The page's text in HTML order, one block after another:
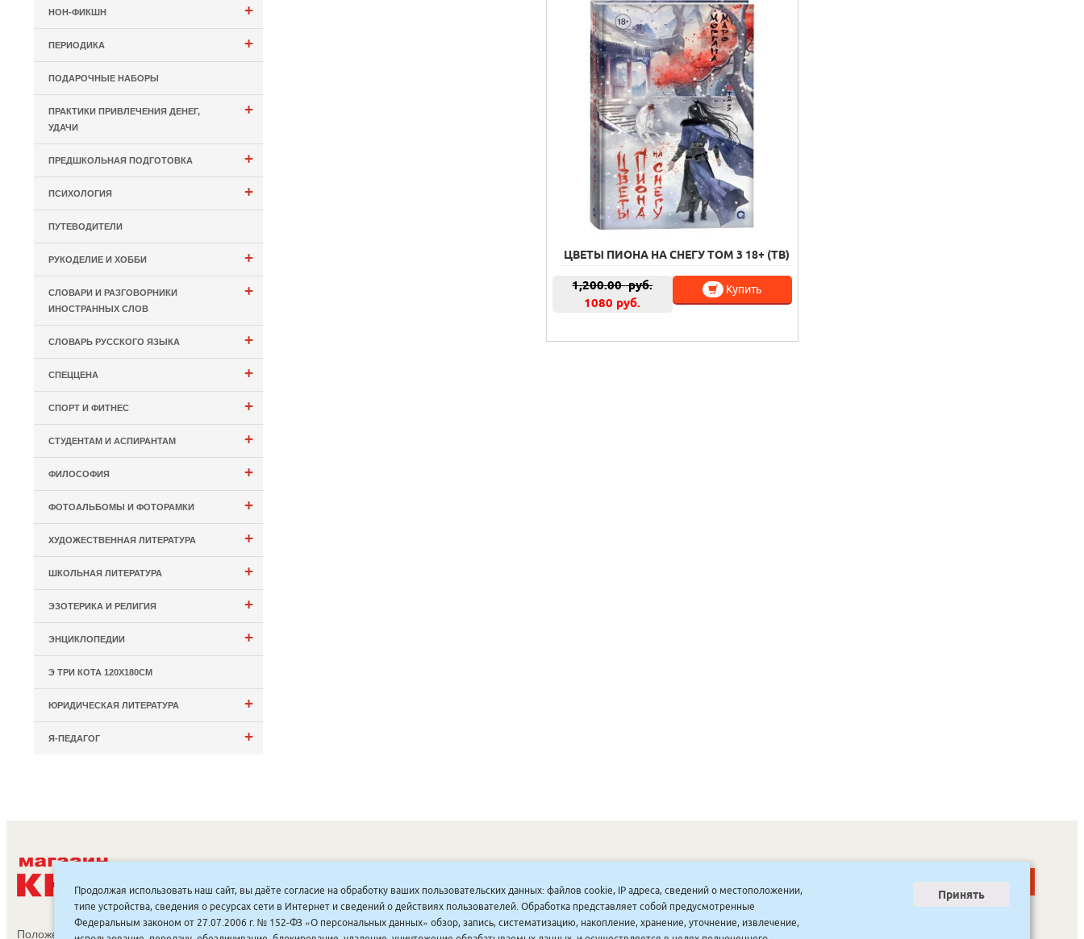
ЦВЕТЫ ПИОНА НА СНЕГУ ТОМ 3 18+ (ТВ)
1,200.00руб.
1080 руб.
Купить
+
НОН-ФИКШН
+
ПЕРИОДИКА
ПОДАРОЧНЫЕ НАБОРЫ
+
ПРАКТИКИ ПРИВЛЕЧЕНИЯ ДЕНЕГ,
УДАЧИ
+
ПРЕДШКОЛЬНАЯ ПОДГОТОВКА
+
ПСИХОЛОГИЯ
ПУТЕВОДИТЕЛИ
+
РУКОДЕЛИЕ И ХОББИ
+
СЛОВАРИ И РАЗГОВОРНИКИ
ИНОСТРАННЫХ СЛОВ
+
СЛОВАРЬ РУССКОГО ЯЗЫКА
+
СПЕЦЦЕНА
+
СПОРТ И ФИТНЕС
+
СТУДЕНТАМ И АСПИРАНТАМ
+
ФИЛОСОФИЯ
+
ФОТОАЛЬБОМЫ И ФОТОРАМКИ
+
ХУДОЖЕСТВЕННАЯ ЛИТЕРАТУРА
+
ШКОЛЬНАЯ ЛИТЕРАТУРА
+
ЭЗОТЕРИКА И РЕЛИГИЯ
+
ЭНЦИКЛОПЕДИИ
Э ТРИ КОТА 120Х180СМ
+
ЮРИДИЧЕСКАЯ ЛИТЕРАТУРА
+
Я-ПЕДАГОГ
Положение об обработке и защите персональных данных
ДИСКОНТНАЙ СИСТЕМА
ЮРИДИЧЕСКАЙ ВАКАНСИЯЛАР |
ООО “Канцпроф”, ул. Красильникова, 8, строение 3
Продолжая использовать наш сайт, вы даёте согласие на обработку ваших пользовательских данных: файлов cookie, IP адреса, сведений о местоположении,
типе устройства, сведения о ресурсах сети в Интернет и сведений о действиях пользователей. Обработка представляет собой предусмотренные
Федеральным законом от 27.07.2006 г. № 152-ФЗ «О персональных данных» обзор, запись, систематизацию, накопление, хранение, уточнение, извлечение,
Принять